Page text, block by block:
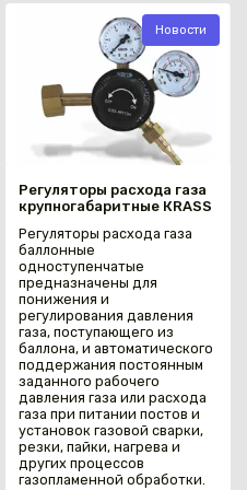
Новости
Регуляторы расхода газа
крупногабаритные КRАSS
Регуляторы расхода газа
баллонные
одноступенчатые
предназначены для
понижения и
регулирования давления
газа, поступающего из
баллона, и автоматического
поддержания постоянным
заданного рабочего
давления газа или расхода
газа при питании постов и
установок газовой сварки,
резки, пайки, нагрева и
других процессов
газопламенной обработки.